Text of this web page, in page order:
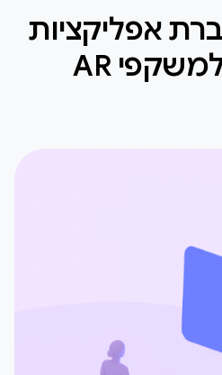
אפליקציות
למשקפי XR ולמשקפי AR